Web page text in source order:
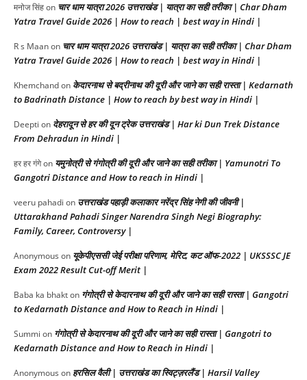
मनोज सिंहon चार धाम यात्रा 2026 उत्तराखंड | यात्रा का सही तरीका | Char Dham
Yatra Travel Guide 2026 | How to reach | best way in Hindi |
R s Maanon चार धाम यात्रा 2026 उत्तराखंड | यात्रा का सही तरीका | Char Dham
Yatra Travel Guide 2026 | How to reach | best way in Hindi |
Khemchandon केदारनाथ से बद्रीनाथ की दूरी और जाने का सही रास्ता | Kedarnath
to Badrinath Distance | How to reach by best way in Hindi |
Deepti on देहरादून से हर की दून ट्रेक उत्तराखंड | Har ki Dun Trek Distance
From Dehradun in Hindi |
हर हर गंगेon यमुनोत्री से गंगोत्री की दूरी और जाने का सही तरीका | Yamunotri To
Gangotri Distance and How to reach in Hindi |
veeru pahadi on उत्तराखंड पहाड़ी कलाकार नरेंद्र सिंह नेगी की जीवनी |
Uttarakhand Pahadi Singer Narendra Singh Negi Biography:
Family, Career, Controversy |
Anonymous on यूकेपीएससी जेई परीक्षा परिणाम, मेरिट, कट ऑफ-2022 | UKSSSC JE
Exam 2022 Result Cut-off Merit |
Baba ka bhakton गंगोत्री से केदारनाथ की दूरी और जाने का सही रास्ता | Gangotri
to Kedarnath Distance and How to Reach in Hindi |
Summi on गंगोत्री से केदारनाथ की दूरी और जाने का सही रास्ता | Gangotri to
Kedarnath Distance and How to Reach in Hindi |
Anonymous on हरसिल वैली | उत्तराखंड का स्विट्ज़रलैंड | Harsil Valley